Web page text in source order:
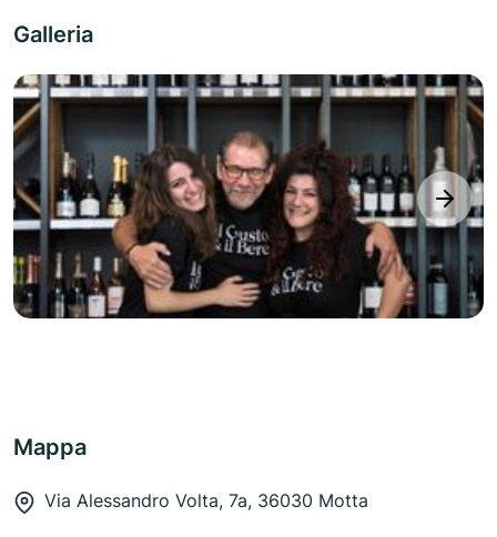
Galleria
next
Mappa
Via Alessandro Volta, 7a, 36030 Motta